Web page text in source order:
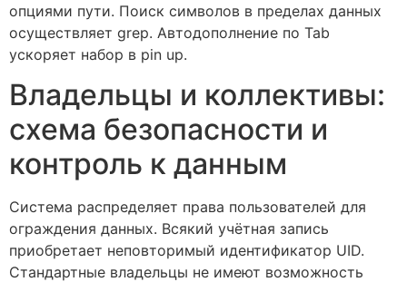
опциями пути. Поиск символов в пределах данных
осуществляет grep. Автодополнение по Tab
ускоряет набор в pin up.
Владельцы и коллективы:
схема безопасности и
контроль к данным
Система распределяет права пользователей для
ограждения данных. Всякий учётная запись
приобретает неповторимый идентификатор UID.
Стандартные владельцы не имеют возможность